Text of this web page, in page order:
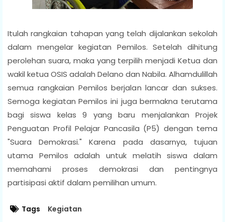
Itulah rangkaian tahapan yang telah dijalankan sekolah
dalam mengelar kegiatan Pemilos. Setelah dihitung
perolehan suara, maka yang terpilih menjadi Ketua dan
wakil ketua OSIS adalah Delano dan Nabila. Alhamdulillah
semua rangkaian Pemilos berjalan lancar dan sukses.
Semoga kegiatan Pemilos ini juga bermakna terutama
bagi siswa kelas 9 yang baru menjalankan Projek
Penguatan Profil Pelajar Pancasila (P5) dengan tema
"Suara Demokrasi." Karena pada dasarnya, tujuan
utama Pemilos adalah untuk melatih siswa dalam
memahami proses demokrasi dan pentingnya
partisipasi aktif dalam pemilihan umum.
Tags Kegiatan